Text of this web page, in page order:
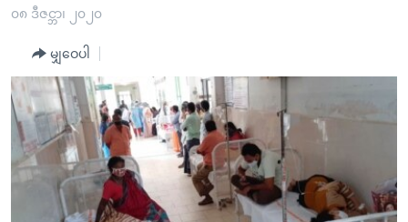
ပင်မ
ကျော်
ကြည့်
ပင်မ
အစ္စရေး-ပါလက်စတိုင်း
အင်္ဂလိပ်စာလေ့လာမယ်
အမေရိကန်သုံးအီဒီယံ
မကြေးမုံရဲ့ အင်္ဂလိပ်စာ
ရုပ်ရှင်ထဲက အင်္ဂလိပ်စာ
သုတပဒေသာ အင်္ဂလိပ်စာ
အပတ်စဉ်ကဏ္ဍများ
ရေဒီယို
တီဗွီ
ရေဒီယိုနှင့်ရုပ်သံ အချက်အလက်များ
ရေဒီယို/တီဗွီအစီအစဉ်
Learning English
၀၈ ဒီဇင္ဘာ၊ ၂၀၂၀
မျှဝေပါ